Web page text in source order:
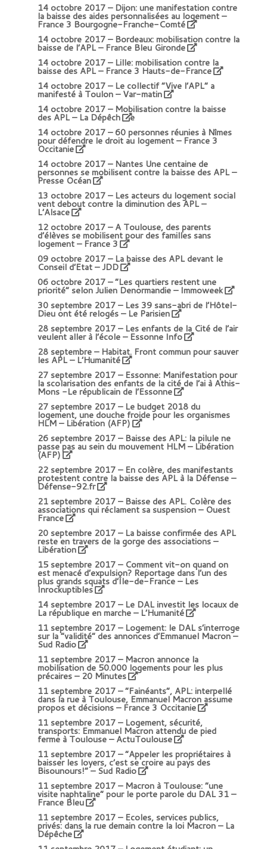
14 octobre 2017 –Dijon: une manifestation contre
la baisse des aides personnalisées au logement –
France 3 Bourgogne-Franche-Comté
14 octobre 2017 –Bordeaux: mobilisation contre la
baisse de l’APL – France Bleu Gironde
14 octobre 2017 –Lille: mobilisation contre la
baisse des APL – France 3 Hauts-de-France
14 octobre 2017 –Le collectif “Vive l’APL” a
manifesté à Toulon – Var-matin
14 octobre 2017 –Mobilisation contre la baisse
des APL – La Dépêch
e
14 octobre 2017 –60 personnes réunies à Nîmes
pour défendre le droit au logement – France 3
Occitanie
14 octobre 2017 –Nantes Une centaine de
personnes se mobilisent contre la baisse des APL–
Presse Océan
13 octobre 2017 –Les acteurs du logement social
vent debout contre la diminution des APL –
L’Alsace
12 octobre 2017 –A Toulouse, des parents
d’élèves se mobilisent pour des familles sans
logement – France 3
09 octobre 2017 –La baisse des APL devant le
Conseil d’Etat – JDD
06 octobre 2017 –“Les quartiers restent une
priorité” selon Julien Denormandie – Immoweek
30 septembre 2017 –Les 39 sans-abri de l’Hôtel-
Dieu ont été relogés – Le Parisien
28 septembre 2017 –Les enfants de la Cité de l’air
veulent aller à l’école – Essonne Info
28 septembre –Habitat. Front commun pour sauver
les APL – L’Humanité
27 septembre 2017 –Essonne: Manifestation pour
la scolarisation des enfants de la cité de l’ai à Athis-
Mons -Le républicain de l’Essonne
27 septembre 2017 –Le budget 2018 du
logement, une douche froide pour les organismes
HLM – Libération (AFP)
26 septembre 2017 –Baisse des APL: la pilule ne
passe pas au sein du mouvement HLM – Libération
(AFP)
22 septembre 2017 –En colère, des manifestants
protestent contre la baisse des APL à la Défense –
Défense-92.fr
21 septembre 2017 –Baisse des APL. Colère des
associations qui réclament sa suspension – Ouest
France
20 septembre 2017 –La baisse confirmée des APL
reste en travers de la gorge des associations –
Libération
15 septembre 2017 – Comment vit-on quand on
est menacé d’expulsion? Reportage dans l’un des
plus grands squats d’Île-de-France – Les
Inrockuptibles
14 septembre 2017 –Le DAL investit les locaux de
La république en marche – L’Humanité
11 septembre 2017 –Logement: le DAL s’interroge
sur la “validité” des annonces d’Emmanuel Macron –
Sud Radio
11 septembre 2017 –Macron annonce la
mobilisation de 50.000 logements pour les plus
précaires – 20 Minutes
11 septembre 2017 –“Fainéants”, APL: interpellé
dans la rue à Toulouse, Emmanuel Macron assume
propos et décisions – France 3 Occitanie
11 septembre 2017 –Logement, sécurité,
transports: Emmanuel Macron attendu de pied
ferme à Toulouse – ActuToulouse
11 septembre 2017 –“Appeler les propriétaires à
baisser les loyers, c’est se croire au pays des
Bisounours!” – Sud Radio
11 septembre 2017 –Macron à Toulouse: “une
visite naphtaline” pour le porte parole du DAL 31 –
France Bleu
11 septembre 2017 –Ecoles, services publics,
privés: dans la rue demain contre la loi Macron – La
Dépêche